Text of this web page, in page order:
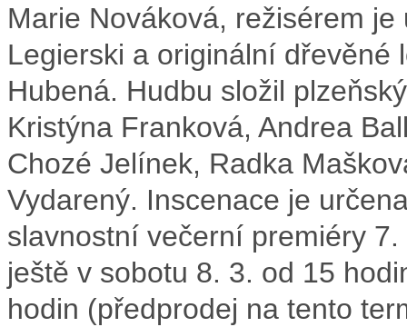
Marie Nováková, režisérem
Legierski a originální dřevěné
Hubená. Hudbu složil
Kristýna Franková, Andrea
Chozé Jelínek, Radka
Vydarený. Inscenace je
slavnostní večerní premiéry
ještě v sobotu 8. 3. od 15
hodin (předprodej na tento